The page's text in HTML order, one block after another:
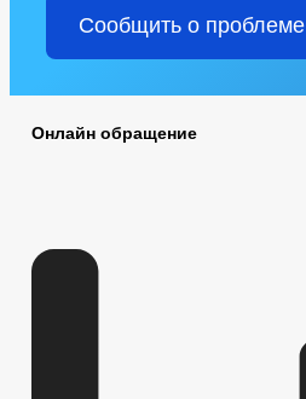
Сообщить о проблеме
Онлайн обращение